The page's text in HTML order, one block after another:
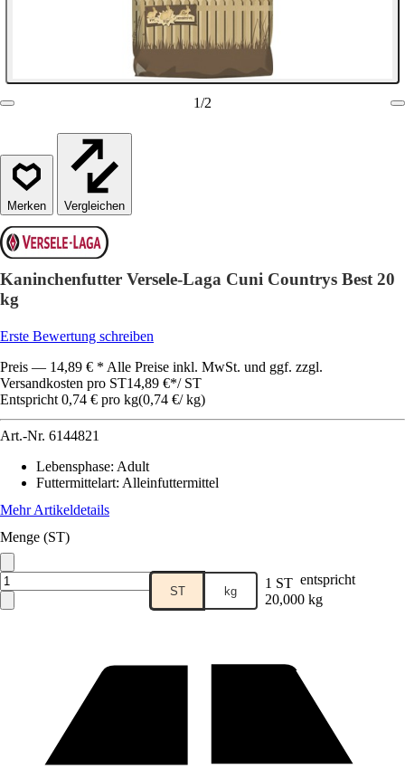
1/2
Vergleichen
Kaninchenfutter Versele-Laga Cuni Countrys Best 20
kg
Erste Bewertung schreiben
Preis — 14,89 € * Alle Preise inkl. MwSt. und ggf. zzgl.
Versandkosten pro ST14,89 €*/ ST
Entspricht 0,74 € pro kg(0,74 €/ kg)
Art.-Nr. 6144821
Lebensphase: Adult
Futtermittelart: Alleinfuttermittel
Mehr Artikeldetails
Menge (ST)
ST kg 1 ST entspricht
20,000 kg